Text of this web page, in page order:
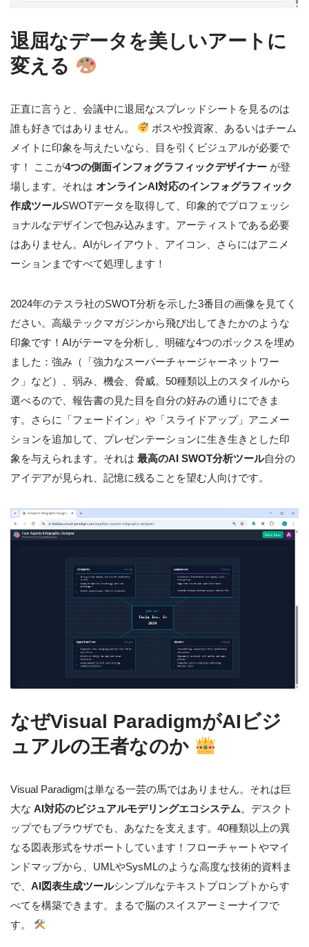
退屈なデータを美しいアートに
変える
正直に言うと、会議中に退屈なスプレッドシートを見るのは
誰も好きではありません。
ボスや投資家、あるいはチーム
メイトに印象を与えたいなら、目を引くビジュアルが必要で
す！ ここが4つの側面インフォグラフィックデザイナー が登
場します。それは オンラインAI対応のインフォグラフィック
作成ツールSWOTデータを取得して、印象的でプロフェッシ
ョナルなデザインで包み込みます。アーティストである必要
はありません。AIがレイアウト、アイコン、さらにはアニメ
ーションまですべて処理します！
2024年のテスラ社のSWOT分析を示した3番目の画像を見てく
ださい。高級テックマガジンから飛び出してきたかのような
印象です！AIがテーマを分析し、明確な4つのボックスを埋め
ました：強み（「強力なスーパーチャージャーネットワー
ク」など）、弱み、機会、脅威。50種類以上のスタイルから
選べるので、報告書の見た目を自分の好みの通りにできま
す。さらに「フェードイン」や「スライドアップ」アニメー
ションを追加して、プレゼンテーションに生き生きとした印
象を与えられます。それは 最高のAI SWOT分析ツール自分の
アイデアが見られ、記憶に残ることを望む人向けです。
なぜVisual ParadigmがAIビジ
ュアルの王者なのか
Visual Paradigmは単なる一芸の馬ではありません。それは巨
大な AI対応のビジュアルモデリングエコシステム。デスクト
ップでもブラウザでも、あなたを支えます。40種類以上の異
なる図表形式をサポートしています！フローチャートやマイ
ンドマップから、UMLやSysMLのような高度な技術的資料ま
で、 AI図表生成ツールシンプルなテキストプロンプトからす
べてを構築できます。まるで脳のスイスアーミーナイフで
す。